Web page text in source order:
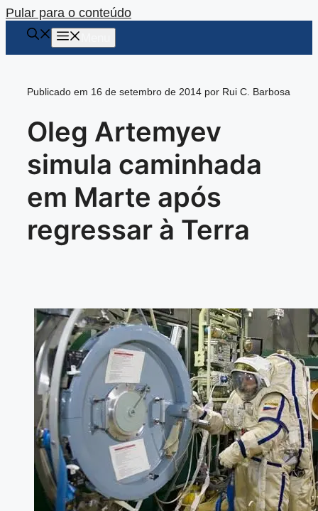
Pular para o conteúdo
Publicado em 16 de setembro de 2014 por Rui C. Barbosa
Oleg Artemyev
simula caminhada
em Marte após
regressar à Terra